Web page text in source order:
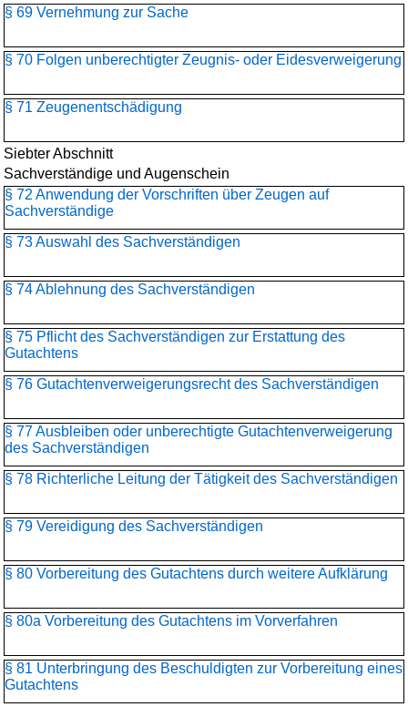
§ 69 Vernehmung zur Sache
§ 70 Folgen unberechtigter Zeugnis- oder Eidesverweigerung
§ 71 Zeugenentschädigung
Siebter Abschnitt
Sachverständige und Augenschein
§ 72 Anwendung der Vorschriften über Zeugen auf
Sachverständige
§ 73 Auswahl des Sachverständigen
§ 74 Ablehnung des Sachverständigen
§ 75 Pflicht des Sachverständigen zur Erstattung des
Gutachtens
§ 76 Gutachtenverweigerungsrecht des Sachverständigen
§ 77 Ausbleiben oder unberechtigte Gutachtenverweigerung
des Sachverständigen
§ 78 Richterliche Leitung der Tätigkeit des Sachverständigen
§ 79 Vereidigung des Sachverständigen
§ 80 Vorbereitung des Gutachtens durch weitere Aufklärung
§ 80a Vorbereitung des Gutachtens im Vorverfahren
§ 81 Unterbringung des Beschuldigten zur Vorbereitung eines
Gutachtens